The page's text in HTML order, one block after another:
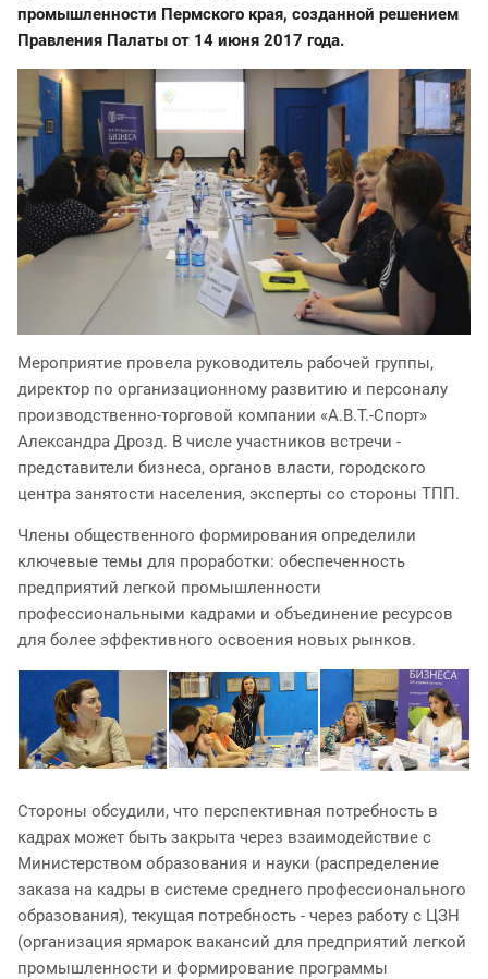
промышленности Пермского края, созданной решением
Правления Палаты от 14 июня 2017 года.
Мероприятие провела руководитель рабочей группы,
директор по организационному развитию и персоналу
производственно-торговой компании «А.В.Т.-Спорт»
Александра Дрозд. В числе участников встречи -
представители бизнеса, органов власти, городского
центра занятости населения, эксперты со стороны ТПП.
Члены общественного формирования определили
ключевые темы для проработки: обеспеченность
предприятий легкой промышленности
профессиональными кадрами и объединение ресурсов
для более эффективного освоения новых рынков.
Стороны обсудили, что перспективная потребность в
кадрах может быть закрыта через взаимодействие с
Министерством образования и науки (распределение
заказа на кадры в системе среднего профессионального
образования), текущая потребность - через работу с ЦЗН
(организация ярмарок вакансий для предприятий легкой
промышленности и формирование программы